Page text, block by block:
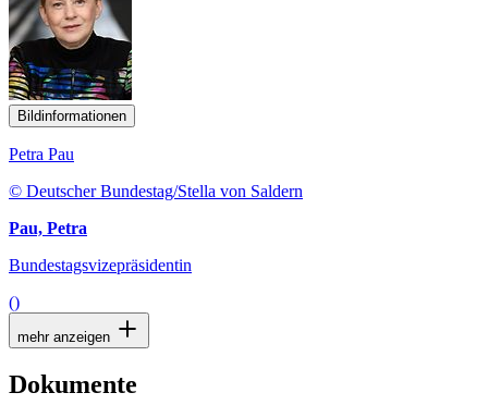
Bildinformationen
Petra Pau
© Deutscher Bundestag/Stella von Saldern
Pau, Petra
Bundestagsvizepräsidentin
()
mehr anzeigen
Dokumente